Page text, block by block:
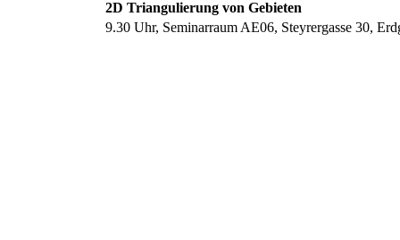
2D Triangulierung von Gebieten
9.30 Uhr, Seminarraum AE06, Steyrergasse 30,